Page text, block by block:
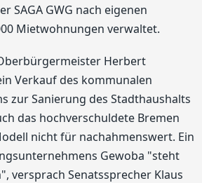
SAGA GWG nach eigenen
Mietwohnungen verwaltet.
Herbert
Verkauf des kommunalen
zur Sanierung des Stadthaushalts
das hochverschuldete Bremen
nicht für nachahmenswert. Ein
Gewoba "steht
versprach Senatssprecher Klaus